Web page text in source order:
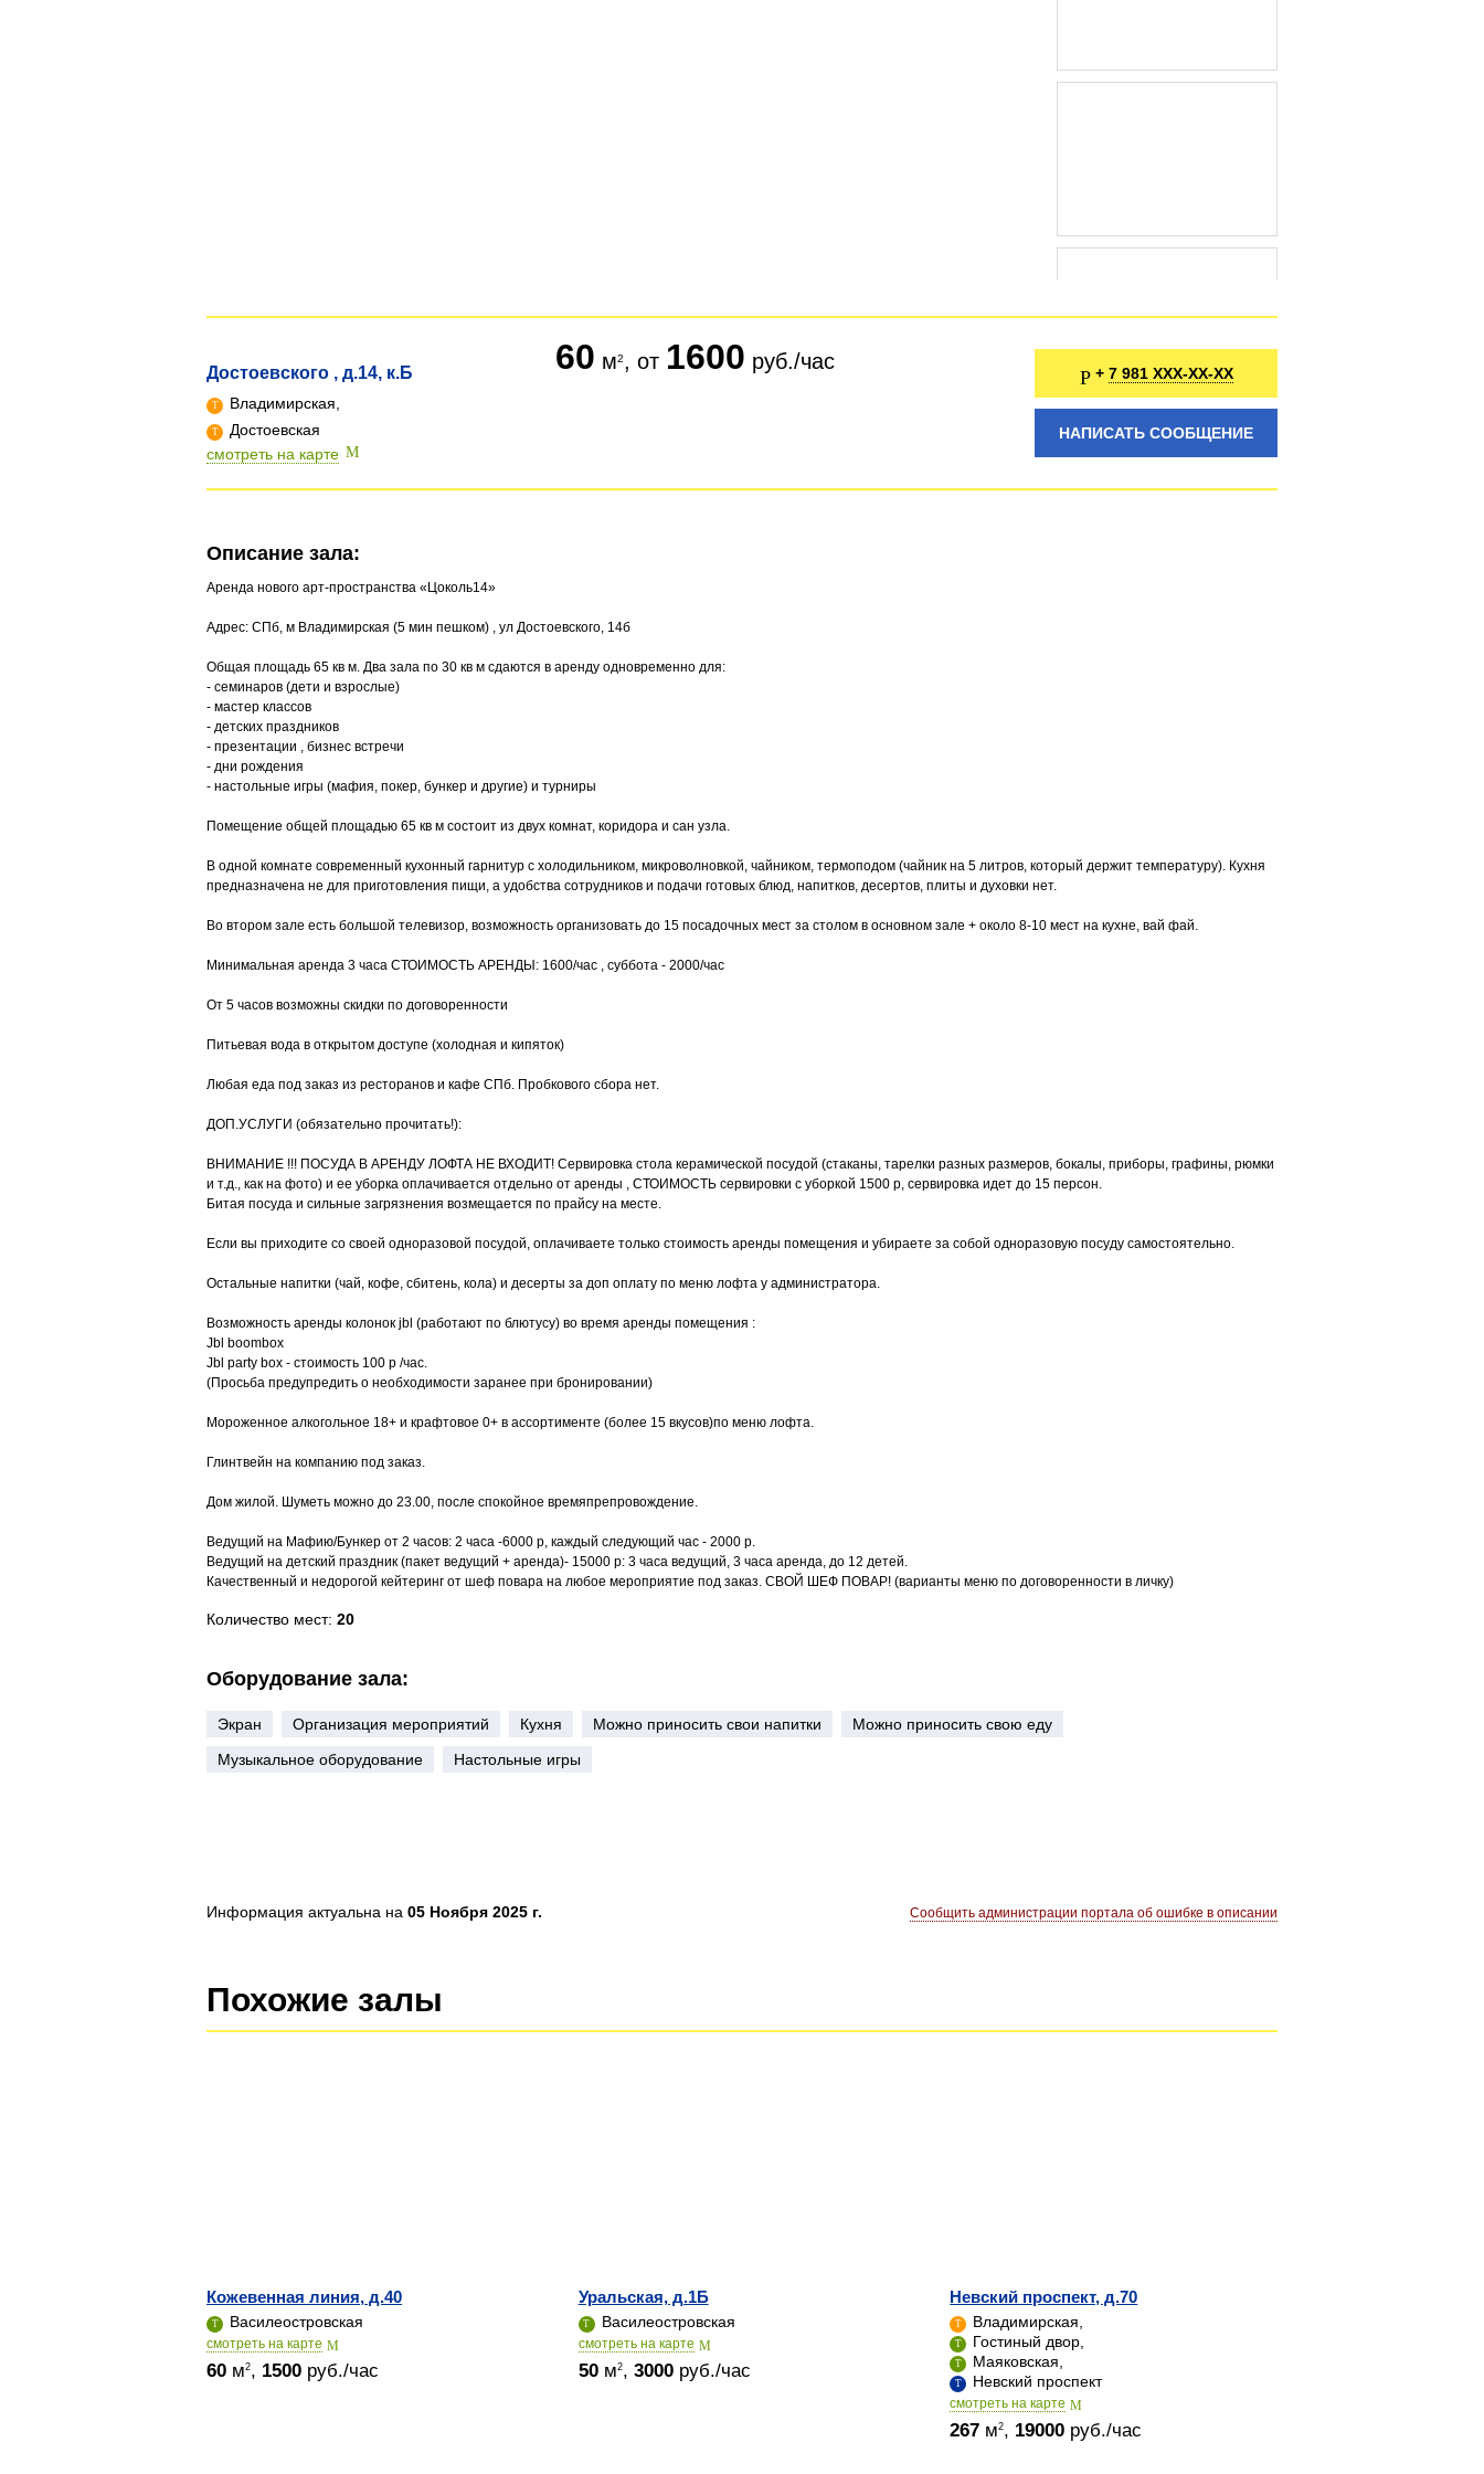
Достоевского , д.14, к.Б
Владимирская,
Достоевская
смотреть на карте
60 м , от 1600 руб./час + 7 981 XXX-XX-XX
НАПИСАТЬ СООБЩЕНИЕ
Описание зала:
Аренда нового арт-пространства «Цоколь14»
Адрес: СПб, м Владимирская (5 мин пешком) , ул Достоевского, 14б
Общая площадь 65 кв м. Два зала по 30 кв м сдаются в аренду одновременно для:
- семинаров (дети и взрослые)
- мастер классов
- детских праздников
- презентации , бизнес встречи
- дни рождения
- настольные игры (мафия, покер, бункер и другие) и турниры
Помещение общей площадью 65 кв м состоит из двух комнат, коридора и сан узла.
В одной комнате современный кухонный гарнитур с холодильником, микроволновкой, чайником, термоподом (чайник на 5 литров, который держит температуру). Кухня
предназначена не для приготовления пищи, а удобства сотрудников и подачи готовых блюд, напитков, десертов, плиты и духовки нет.
Во втором зале есть большой телевизор, возможность организовать до 15 посадочных мест за столом в основном зале + около 8-10 мест на кухне, вай фай.
Минимальная аренда 3 часа СТОИМОСТЬ АРЕНДЫ: 1600/час , суббота - 2000/час
От 5 часов возможны скидки по договоренности
Питьевая вода в открытом доступе (холодная и кипяток)
Любая еда под заказ из ресторанов и кафе СПб. Пробкового сбора нет.
ДОП.УСЛУГИ (обязательно прочитать!):
ВНИМАНИЕ !!! ПОСУДА В АРЕНДУ ЛОФТА НЕ ВХОДИТ! Сервировка стола керамической посудой (стаканы, тарелки разных размеров, бокалы, приборы, графины, рюмки
и т.д., как на фото) и ее уборка оплачивается отдельно от аренды , СТОИМОСТЬ сервировки с уборкой 1500 р, сервировка идет до 15 персон.
Битая посуда и сильные загрязнения возмещается по прайсу на месте.
Если вы приходите со своей одноразовой посудой, оплачиваете только стоимость аренды помещения и убираете за собой одноразовую посуду самостоятельно.
Остальные напитки (чай, кофе, сбитень, кола) и десерты за доп оплату по меню лофта у администратора.
Возможность аренды колонок jbl (работают по блютусу) во время аренды помещения :
Jbl boombox
Jbl party boх - стоимость 100 р /час.
(Просьба предупредить о необходимости заранее при бронировании)
Мороженное алкогольное 18+ и крафтовое 0+ в ассортименте (более 15 вкусов)по меню лофта.
Глинтвейн на компанию под заказ.
Дом жилой. Шуметь можно до 23.00, после спокойное времяпрепровождение.
Ведущий на Мафию/Бункер от 2 часов: 2 часа -6000 р, каждый следующий час - 2000 р.
Ведущий на детский праздник (пакет ведущий + аренда)- 15000 р: 3 часа ведущий, 3 часа аренда, до 12 детей.
Качественный и недорогой кейтеринг от шеф повара на любое мероприятие под заказ. СВОЙ ШЕФ ПОВАР! (варианты меню по договоренности в личку)
Количество мест: 20
Оборудование зала:
Экран Организация мероприятий Кухня Можно приносить свои напитки
Можно приносить свою еду
Музыкальное оборудование
Настольные игры
Сообщить администрации портала об ошибке в описании
Информация актуальна на 05 Ноября 2025 г.
Похожие залы
Кожевенная линия, д.40
Василеостровская
cмотреть на карте
60 м2, 1500 руб./час
Уральская, д.1Б
Василеостровская
cмотреть на карте
50м2, 3000руб./час
Невский проспект, д.70
Владимирская,
Гостиный двор,
Маяковская,
Невский проспект
cмотреть на карте
267 м2, 19000 руб./час